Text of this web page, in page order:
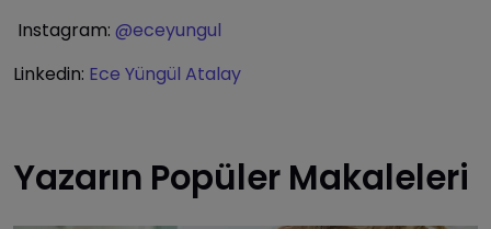
Instagram: @eceyungul
Linkedin: Ece Yüngül Atalay
Yazarın Popüler Makaleleri